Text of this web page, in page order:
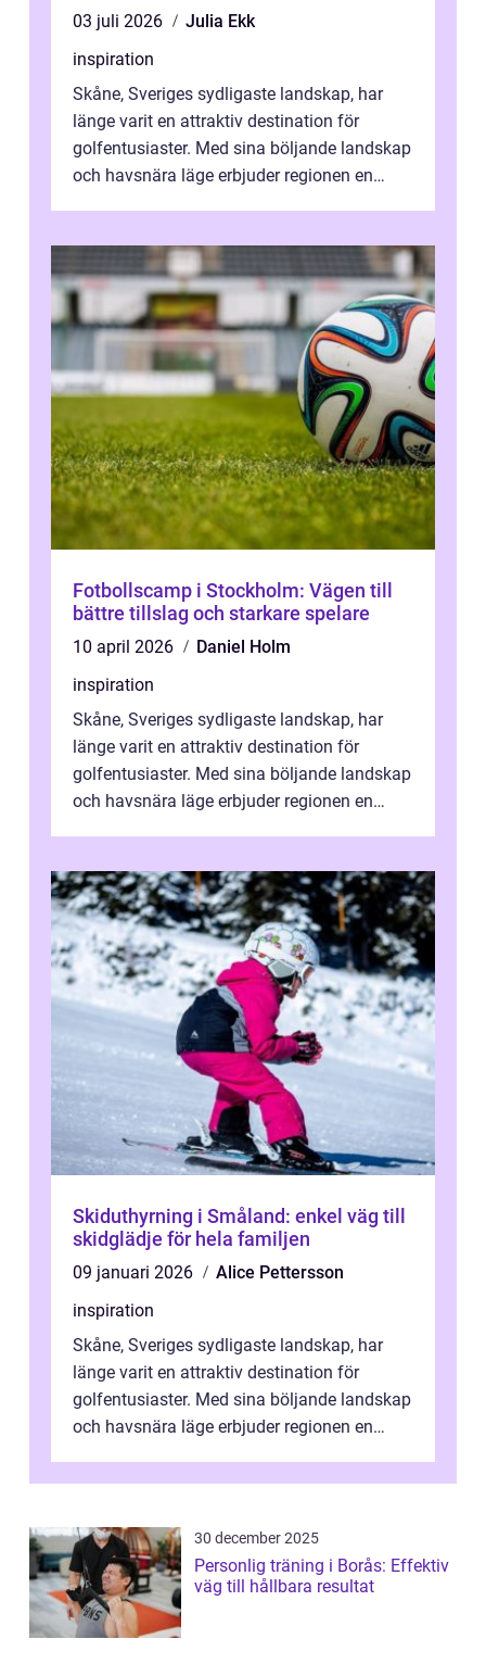
03 juli 2026
Julia Ekk
inspiration
Skåne, Sveriges sydligaste landskap, har
länge varit en attraktiv destination för
golfentusiaster. Med sina böljande landskap
och havsnära läge erbjuder regionen en
Fotbollscamp i Stockholm: Vägen till
bättre tillslag och starkare spelare
10 april 2026
Daniel Holm
inspiration
Skåne, Sveriges sydligaste landskap, har
länge varit en attraktiv destination för
golfentusiaster. Med sina böljande landskap
och havsnära läge erbjuder regionen en
Skiduthyrning i Småland: enkel väg till
skidglädje för hela familjen
09 januari 2026
Alice Pettersson
inspiration
Skåne, Sveriges sydligaste landskap, har
länge varit en attraktiv destination för
golfentusiaster. Med sina böljande landskap
och havsnära läge erbjuder regionen en
30 december 2025
Personlig träning i Borås: Effektiv
väg till hållbara resultat